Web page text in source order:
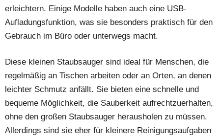
erleichtern. Einige Modelle haben auch eine USB-
Aufladungsfunktion, was sie besonders praktisch für den
Gebrauch im Büro oder unterwegs macht.
Diese kleinen Staubsauger sind ideal für Menschen, die
regelmäßig an Tischen arbeiten oder an Orten, an denen
leichter Schmutz anfällt. Sie bieten eine schnelle und
bequeme Möglichkeit, die Sauberkeit aufrechtzuerhalten,
ohne den großen Staubsauger herausholen zu müssen.
Allerdings sind sie eher für kleinere Reinigungsaufgaben